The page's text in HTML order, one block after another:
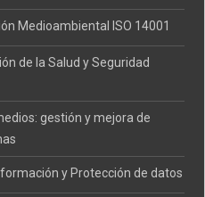
Medioambiental ISO 14001
de la Salud y Seguridad
gestión y mejora de
y Protección de datos